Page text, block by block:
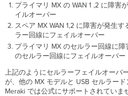
プライマリ MX の WAN 1 ,2 に障害
イルオーバー
スペア MX WAN 1,2 に障害が発生
ラー回線にフェイルオーバー
プライマリ MX のセルラー回線に
のセルラー回線にフェイルオーバー
上記のようにセルラーフェイルオーバ
が、他の MX モデルと USB セルラード
Meraki では公式にサポートされていま